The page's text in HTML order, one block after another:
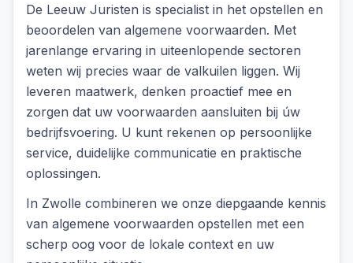
De Leeuw Juristen is specialist in het opstellen en
beoordelen van algemene voorwaarden. Met
jarenlange ervaring in uiteenlopende sectoren
weten wij precies waar de valkuilen liggen. Wij
leveren maatwerk, denken proactief mee en
zorgen dat uw voorwaarden aansluiten bij úw
bedrijfsvoering. U kunt rekenen op persoonlijke
service, duidelijke communicatie en praktische
oplossingen.
In Zwolle combineren we onze diepgaande kennis
van algemene voorwaarden opstellen met een
scherp oog voor de lokale context en uw